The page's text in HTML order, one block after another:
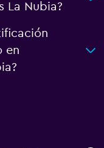
La Nubia?
en